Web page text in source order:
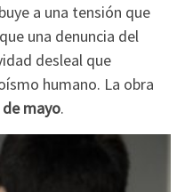
a una tensión que
una denuncia del
desleal que
humano. La obra
mayo.